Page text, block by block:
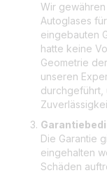
Wir
Autoglases
eingebauten
hatte keine
Geometrie
unseren
durchgeführt,
Die Garantie
eingehalten
Schäden